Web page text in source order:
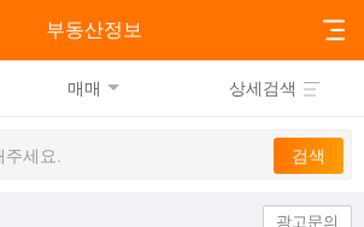
부동산정보
매매 상세검색
광고문의